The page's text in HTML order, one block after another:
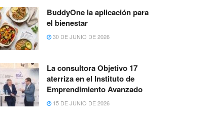
BuddyOne la aplicación para
el bienestar
30 DE JUNIO DE 2026
La consultora Objetivo 17
aterriza en el Instituto de
Emprendimiento Avanzado
15 DE JUNIO DE 2026